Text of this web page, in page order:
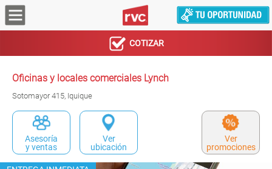
COTIZAR
Oficinas y locales comerciales Lynch
Sotomayor 415, Iquique
Asesoría
y ventas
Ver
ubicación
Ver
promociones